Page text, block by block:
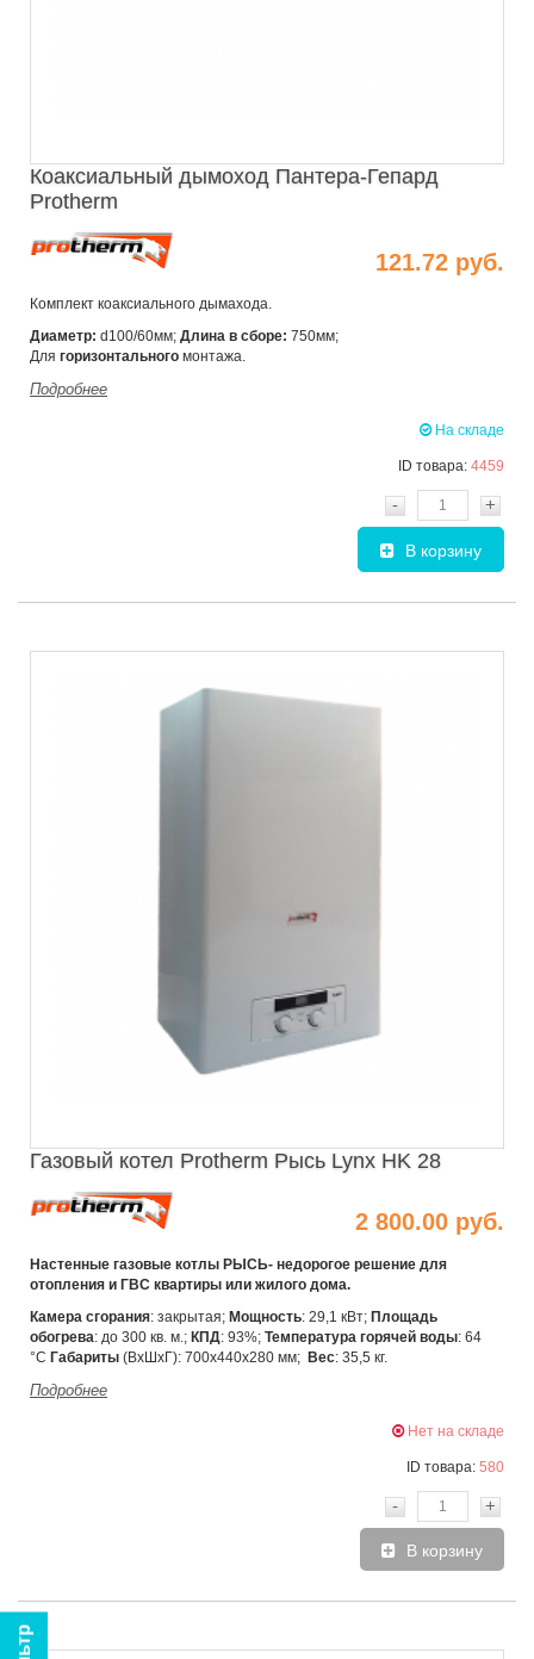
Коаксиальный дымоход Пантера-Гепард
Protherm
121.72 руб.
Комплект коаксиального дымахода.
Диаметр: d100/60мм; Длина в сборе: 750мм;
Для горизонтального монтажа.
Подробнее
На складе
ID товара: 4459
- +
В корзину
Газовый котел Protherm Рысь Lynx HK 28
2 800.00 руб.
Настенные газовые котлы РЫСЬ- недорогое решение для
отопления и ГВС квартиры или жилого дома.
Камера сгорания: закрытая; Мощность: 29,1 кВт; Площадь
обогрева: до 300 кв. м.; КПД: 93%; Температура горячей воды: 64
°C Габариты (ВхШхГ): 700х440х280 мм; Вес: 35,5 кг.
Подробнее
Нет на складе
ID товара: 580
- +
В корзину